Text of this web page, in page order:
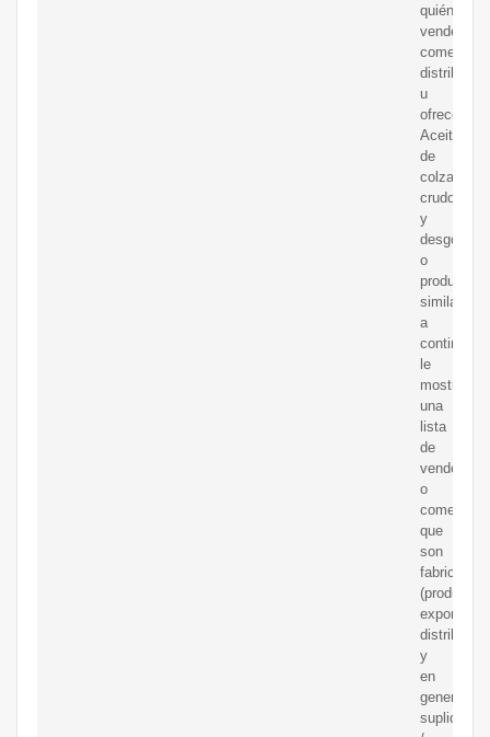
quién
vende,
distribuye
u
ofrece
Aceite
de
colza
crudo
y
o
productos
similares,
a
le
mostramos
una
lista
de
o
que
son
fabricantes
y
en
general
suplidores